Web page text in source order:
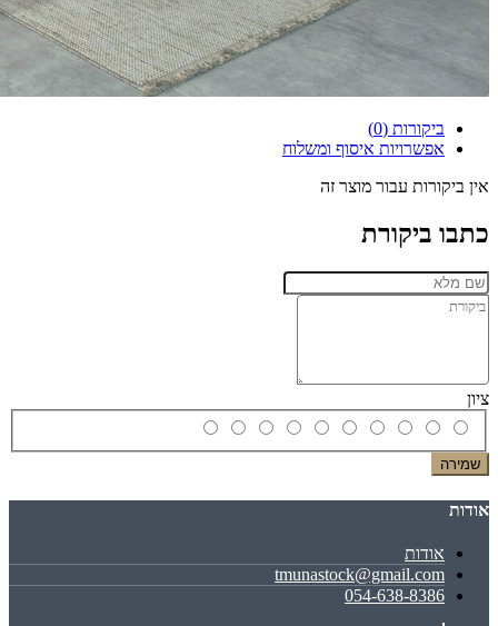
ביקורות (0)
אפשרויות איסוף ומשלוח
אין ביקורות עבור מוצר זה
כתבו ביקורת
ציון
שמירה
אודות
אודות
tmunastock@gmail.com
054-638-8386